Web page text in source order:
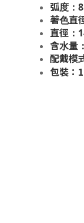
弧度：
著色直
直徑：
含水量
配戴模
包裝：